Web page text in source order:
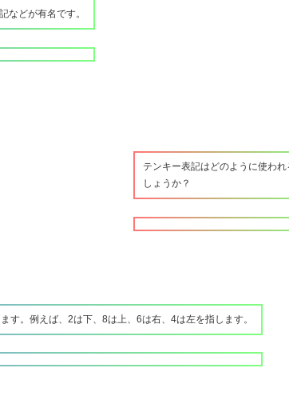
などが有名です。
テンキー表記はどのように使われ
しょうか？
す。例えば、2は下、8は上、6は右、4は左を指します。